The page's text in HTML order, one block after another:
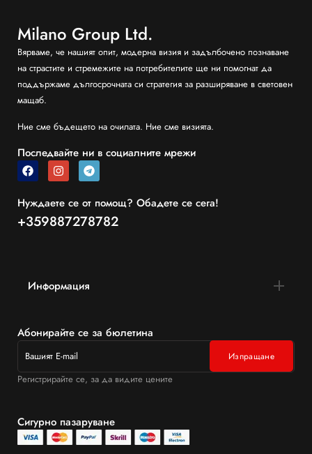
Milano Group Ltd.
Вярваме, че нашият опит, модерна визия и задълбочено познаване
на страстите и стремежите на потребителите ще ни помогнат да
поддържаме дългосрочната си стратегия за разширяване в световен
мащаб.
Ние сме бъдещето на очилата. Ние сме визията.
Последвайте ни в социалните мрежи
Нуждаете се от помощ? Обадете се сега!
+359887278782
Информация
Абонирайте се за бюлетина
Регистрирайте се, за да видите цените
Сигурно пазаруване